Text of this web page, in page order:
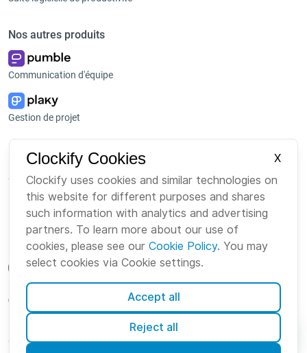
Nos autres produits
Communication d'équipe
Gestion de projet
Plateforme
Suite
Bundle
Marketplace
À propos de nous
Emploi
Marque
CookiesConditionsConfidentialitéSécuritéPlan du site
Clockify Cookies
X
Clockify uses cookies and similar technologies on
this website for different purposes and shares
such information with analytics and advertising
partners. To learn more about our use of
cookies, please see our Cookie Policy. You may
select cookies via Cookie settings.
Accept all
Reject all